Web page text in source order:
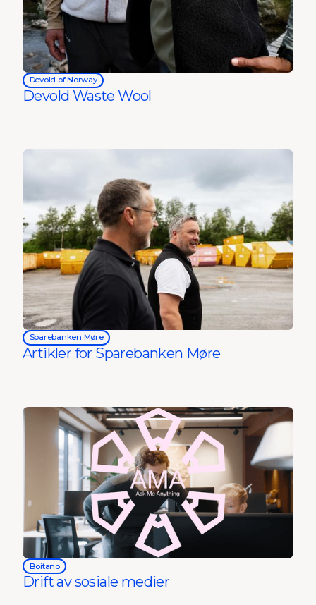
Devold of Norway
Devold Waste Wool
Sparebanken Møre
Artikler for Sparebanken Møre
Boitano
Drift av sosiale medier